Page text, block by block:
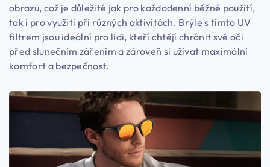
obrazu, což je důležité jak pro každodenní běžné použití,
tak i pro využití při různých aktivitách. Brýle s tímto UV
filtrem jsou ideální pro lidi, kteří chtějí chránit své oči
před slunečním zářením a zároveň si užívat maximální
komfort a bezpečnost.